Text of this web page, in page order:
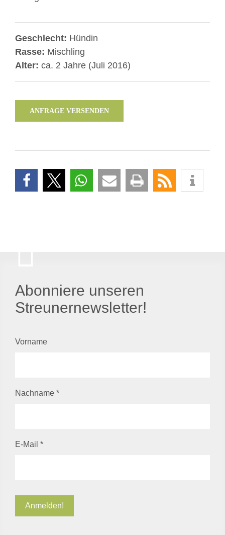
Geschlecht: Hündin
Rasse: Mischling
Alter: ca. 2 Jahre (Juli 2016)
ANFRAGE VERSENDEN
Abonniere unseren
Streunernewsletter!
Vorname
Nachname *
E-Mail *